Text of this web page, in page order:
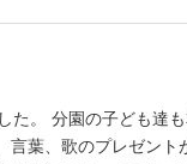
た。 分園の子ども達
言葉、歌のプレゼント